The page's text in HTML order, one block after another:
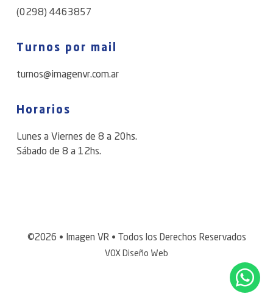
(0298) 4463857
Turnos por mail
turnos@imagenvr.com.ar
Horarios
Lunes a Viernes de 8 a 20hs.
Sábado de 8 a 12hs.
©2026 • Imagen VR • Todos los Derechos Reservados
VOX Diseño Web